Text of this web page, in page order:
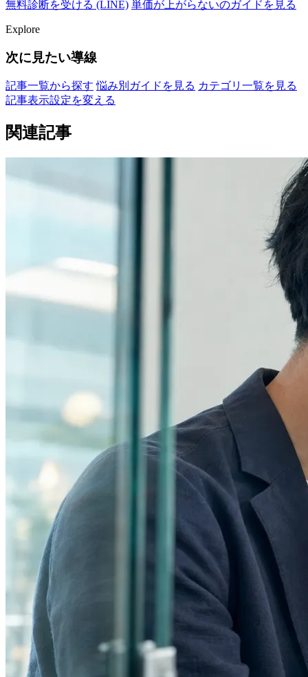
無料診断を受ける (LINE) 単価が上がらないのガイドを見る
Explore
次に見たい導線
記事一覧から探す 悩み別ガイドを見る カテゴリ一覧を見る
記事表示設定を変える
関連記事